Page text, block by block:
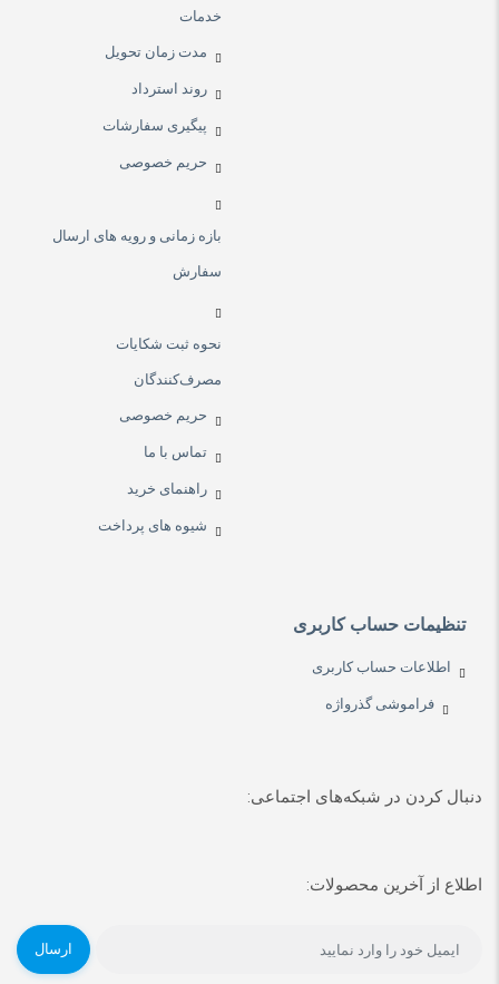
خدمات
مدت زمان تحویل
روند استرداد
پیگیری سفارشات
حریم خصوصی
بازه زمانی و رویه های ارسال
سفارش
نحوه ثبت شکایات
مصرف‌کنندگان
حریم خصوصی
تماس با ما
راهنمای خرید
شیوه های پرداخت
تنظیمات حساب کاربری
اطلاعات حساب کاربری
فراموشی گذرواژه
دنبال کردن در شبکه‌های اجتماعی:
اطلاع از آخرین محصولات:
ارسال